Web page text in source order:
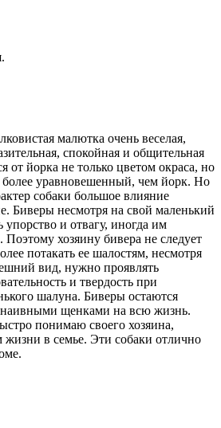
малютка очень веселая,
спокойная и общительная
от йорка не только цветом окраса, но
уравновешенный, чем йорк. Но
собаки большое влияние
Биверы несмотря на свой маленький
упорство и отвагу, иногда им
Поэтому хозяину бивера не следует
потакать ее шалостям, несмотря
вид, нужно проявлять
и твердость при
шалуна. Биверы остаются
щенками на всю жизнь.
понимаю своего хозяина,
жизни в семье. Эти собаки отлично